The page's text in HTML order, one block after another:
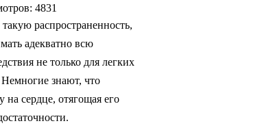
4831
распространенность,
адекватно всю
не только для легких
Немногие знают, что
на сердце, отягощая его